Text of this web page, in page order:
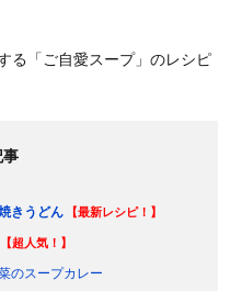
る「ご自愛スープ」のレシピ
事
きうどん 【最新レシピ！】
【超人気！】
のスープカレー